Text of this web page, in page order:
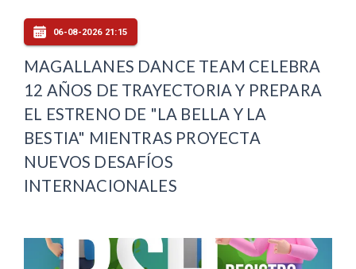
06-08-2026 21:15
MAGALLANES DANCE TEAM CELEBRA
12 AÑOS DE TRAYECTORIA Y PREPARA
EL ESTRENO DE "LA BELLA Y LA
BESTIA" MIENTRAS PROYECTA
NUEVOS DESAFÍOS
INTERNACIONALES